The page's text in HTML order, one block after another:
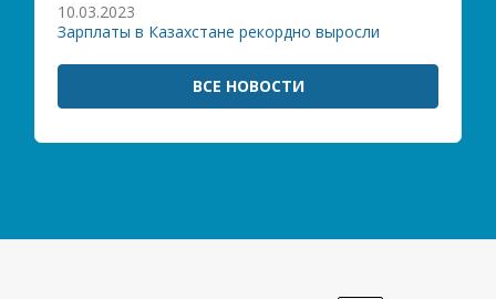
10.03.2023
Зарплаты в Казахстане рекордно выросли
ВСЕ НОВОСТИ